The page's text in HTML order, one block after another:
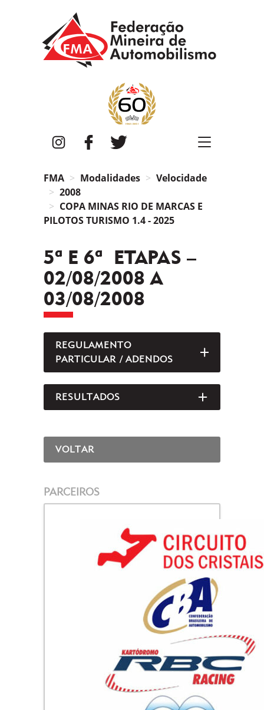
InstagramFacebook
FMA Modalidades
Velocidade
2008
COPA MINAS RIO DE MARCAS E
PILOTOS TURISMO 1.4 - 2025
5ª E 6ª ETAPAS –
02/08/2008 A
03/08/2008
REGULAMENTO
PARTICULAR / ADENDOS
RESULTADOS
VOLTAR
PARCEIROS